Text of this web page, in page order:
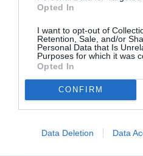
Opted In
I want to opt-out of
Retention, Sale, and/or
Personal Data that Is
Purposes for which it was
Opted In
CONFIRM
Data Deletion Data
DERNIERS
Helper a commenté l'article :